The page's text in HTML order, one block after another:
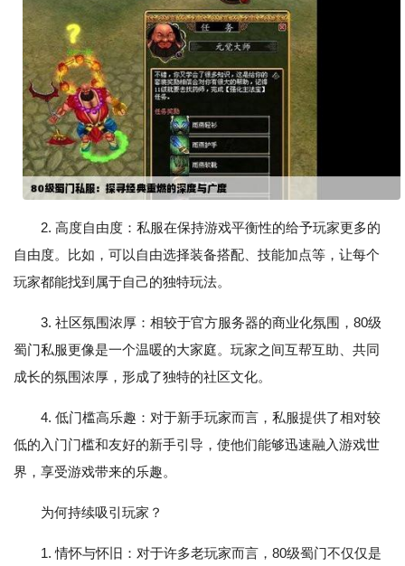
2. 高度自由度：私服在保持游戏平衡性的给予玩家更多的
自由度。比如，可以自由选择装备搭配、技能加点等，让每个
玩家都能找到属于自己的独特玩法。
3. 社区氛围浓厚：相较于官方服务器的商业化氛围，80级
蜀门私服更像是一个温暖的大家庭。玩家之间互帮互助、共同
成长的氛围浓厚，形成了独特的社区文化。
4. 低门槛高乐趣：对于新手玩家而言，私服提供了相对较
低的入门门槛和友好的新手引导，使他们能够迅速融入游戏世
界，享受游戏带来的乐趣。
为何持续吸引玩家？
1. 情怀与怀旧：对于许多老玩家而言，80级蜀门不仅仅是